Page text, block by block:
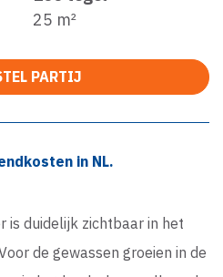
25 m²
PARTIJ
in NL.
is duidelijk zichtbaar in het
de gewassen groeien in de